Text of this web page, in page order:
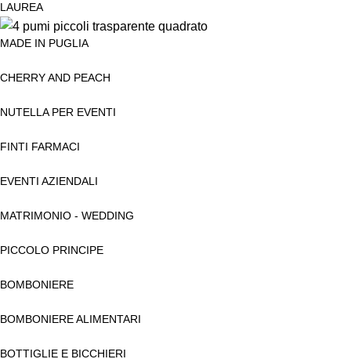
LAUREA
MADE IN PUGLIA
CHERRY AND PEACH
NUTELLA PER EVENTI
FINTI FARMACI
EVENTI AZIENDALI
MATRIMONIO - WEDDING
PICCOLO PRINCIPE
BOMBONIERE
BOMBONIERE ALIMENTARI
BOTTIGLIE E BICCHIERI